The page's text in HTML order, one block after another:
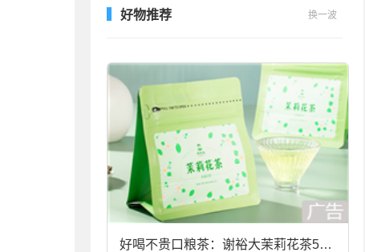
好物推荐 换一波
好喝不贵口粮茶：谢裕大茉莉花茶50g